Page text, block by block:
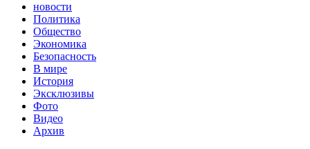
новости
Политика
Общество
Экономика
Безопасность
В мире
История
Эксклюзивы
Фото
Видео
Архив